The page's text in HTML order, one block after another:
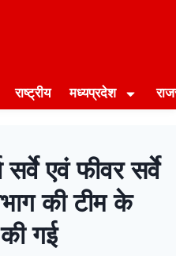
राष्ट्रीय मध्यप्रदेश
सर्वे एवं फीवर सर्वे
की टीम के
गई